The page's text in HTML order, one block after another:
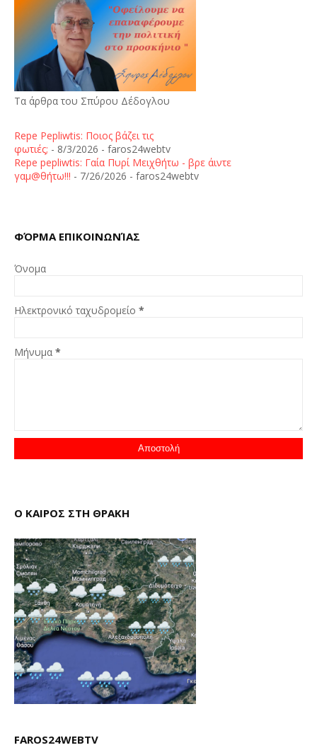
Τα άρθρα του Σπύρου Δέδογλου
Repe Pepliwtis: Ποιος βάζει τις
φωτιές; - 8/3/2026 - faros24webtv
Repe pepliwtis: Γαία Πυρί Μειχθήτω - βρε άιντε
γαμ@θήτω!!! - 7/26/2026 - faros24webtv
ΦΌΡΜΑ ΕΠΙΚΟΙΝΩΝΊΑΣ
Όνομα
Ηλεκτρονικό ταχυδρομείο *
Μήνυμα *
Ο ΚΑΙΡΟΣ ΣΤΗ ΘΡΑΚΗ
FAROS24WEBTV